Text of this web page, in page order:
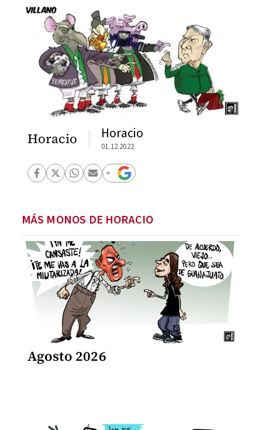
Horacio Horacio
01.12.2022
MÁS MONOS DE HORACIO
Agosto 2026